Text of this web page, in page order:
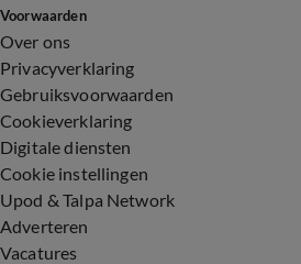
Voorwaarden
Over ons
Privacyverklaring
Gebruiksvoorwaarden
Cookieverklaring
Digitale diensten
Cookie instellingen
Upod & Talpa Network
Adverteren
Vacatures